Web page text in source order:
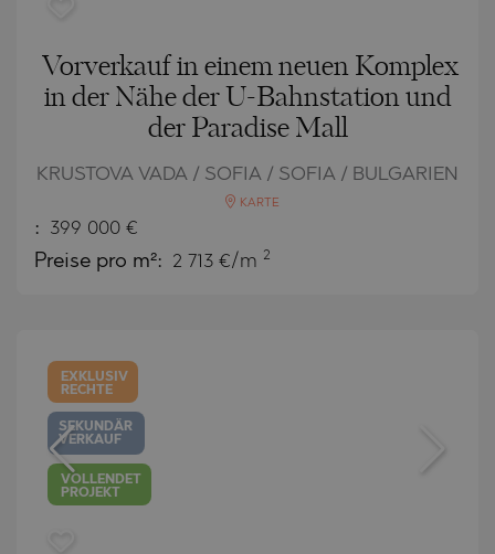
Vorverkauf in einem neuen Komplex
in der Nähe der U-Bahnstation und
der Paradise Mall
KRUSTOVA VADA / SOFIA / SOFIA / BULGARIEN
KARTE
: 399 000 €
Preise pro m²: 2 713 €/m 2
EXKLUSIV
RECHTE
SEKUNDÄR
VERKAUF
VOLLENDET
PROJEKT